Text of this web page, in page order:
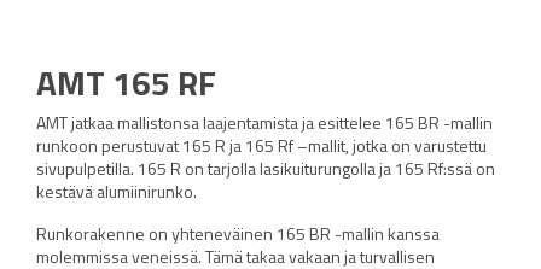
AMT 165 RF
AMT jatkaa mallistonsa laajentamista ja esittelee 165 BR -mallin
runkoon perustuvat 165 R ja 165 Rf –mallit, jotka on varustettu
sivupulpetilla. 165 R on tarjolla lasikuiturungolla ja 165 Rf:ssä on
kestävä alumiinirunko.
Runkorakenne on yhteneväinen 165 BR -mallin kanssa
molemmissa veneissä. Tämä takaa vakaan ja turvallisen